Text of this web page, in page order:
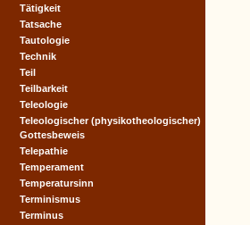
Tätigkeit
Tatsache
Tautologie
Technik
Teil
Teilbarkeit
Teleologie
Teleologischer (physikotheologischer)
Gottesbeweis
Telepathie
Temperament
Temperatursinn
Terminismus
Terminus